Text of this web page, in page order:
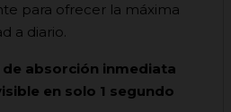
para ofrecer la máxima
a diario.
absorción inmediata
en solo 1 segundo